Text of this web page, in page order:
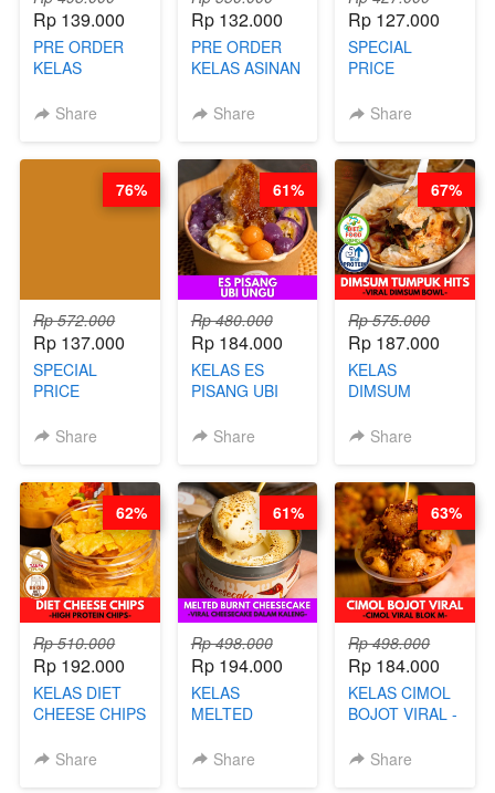
Rp 139.000
PRE ORDER
KELAS
LAYER CAKE -
SAUCE- BY
(TAYANG 18
Share
Rp 132.000
PRE ORDER
KELAS ASINAN
BY CHEF DITA
Share
Rp 127.000
SPECIAL
PRICE
KELAS KOPI &
BARISTA
ARISUDANA
(TANGGAL 10
AGS HARGA
NAIK! )
Share
Rp 572.000
Rp 137.000
SPECIAL
PRICE
KELAS CAKWE
DITA
(TANGGAL 10
AGS HARGA
NAIK! )
Share
76%
Rp 480.000
Rp 184.000
KELAS ES
PISANG UBI
CHEF DITA
Share
61%
Rp 575.000
Rp 187.000
KELAS
DIMSUM
- VIRAL
STEPHANIE
Share
67%
Rp 510.000
Rp 192.000
KELAS DIET
CHEESE CHIPS
PROTEIN
Share
62%
Rp 498.000
Rp 194.000
KELAS
MELTED
CHEESECAKE -
Share
61%
Rp 498.000
Rp 184.000
KELAS CIMOL
BOJOT VIRAL -
BLOK M -BY
Share
63%